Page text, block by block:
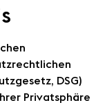
DSG)
Privatsphäre